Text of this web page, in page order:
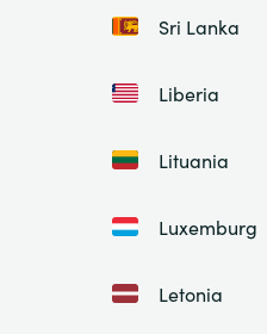
Sri Lanka
Liberia
Lituania
Luxemburg
Letonia